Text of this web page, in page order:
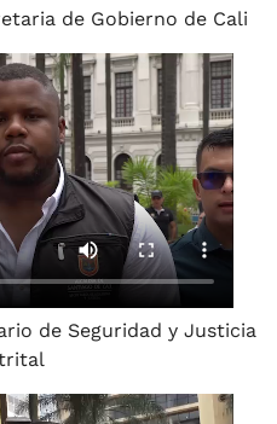
de Gobierno de Cali
de Seguridad y Justicia